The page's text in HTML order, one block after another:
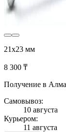
21х23 мм
8 300 ₸
Получение в
Самовывоз:
10 августа
Курьером:
11 августа